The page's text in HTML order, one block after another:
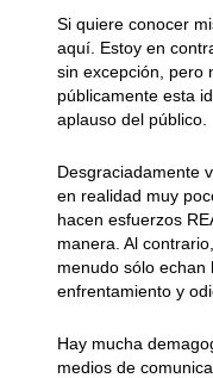
Si quiere conocer
aquí. Estoy en
sin excepción, pero
públicamente esta
aplauso del público.
Desgraciadamente
en realidad muy
hacen esfuerzos
manera. Al
menudo sólo
enfrentamiento y
Hay mucha
medios de